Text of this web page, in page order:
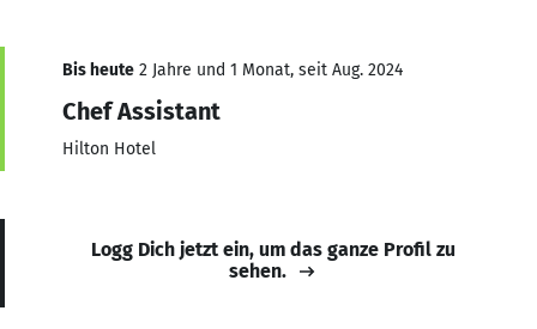
Bis heute 2 Jahre und 1 Monat, seit Aug. 2024
Chef Assistant
Hilton Hotel
Logg Dich jetzt ein, um das ganze Profil zu
sehen.